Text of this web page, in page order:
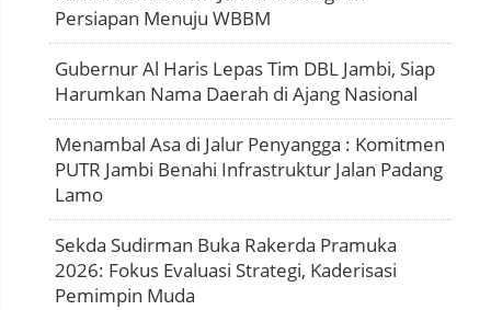
Persiapan Menuju WBBM
Gubernur Al Haris Lepas Tim DBL Jambi, Siap
Harumkan Nama Daerah di Ajang Nasional
Menambal Asa di Jalur Penyangga : Komitmen
PUTR Jambi Benahi Infrastruktur Jalan Padang
Lamo
Sekda Sudirman Buka Rakerda Pramuka
2026: Fokus Evaluasi Strategi, Kaderisasi
Pemimpin Muda